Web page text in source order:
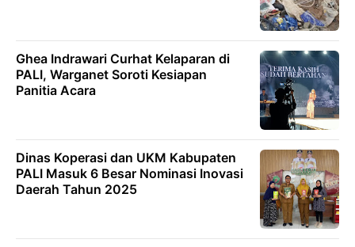
Ghea Indrawari Curhat Kelaparan di
PALI, Warganet Soroti Kesiapan
Panitia Acara
Dinas Koperasi dan UKM Kabupaten
PALI Masuk 6 Besar Nominasi Inovasi
Daerah Tahun 2025